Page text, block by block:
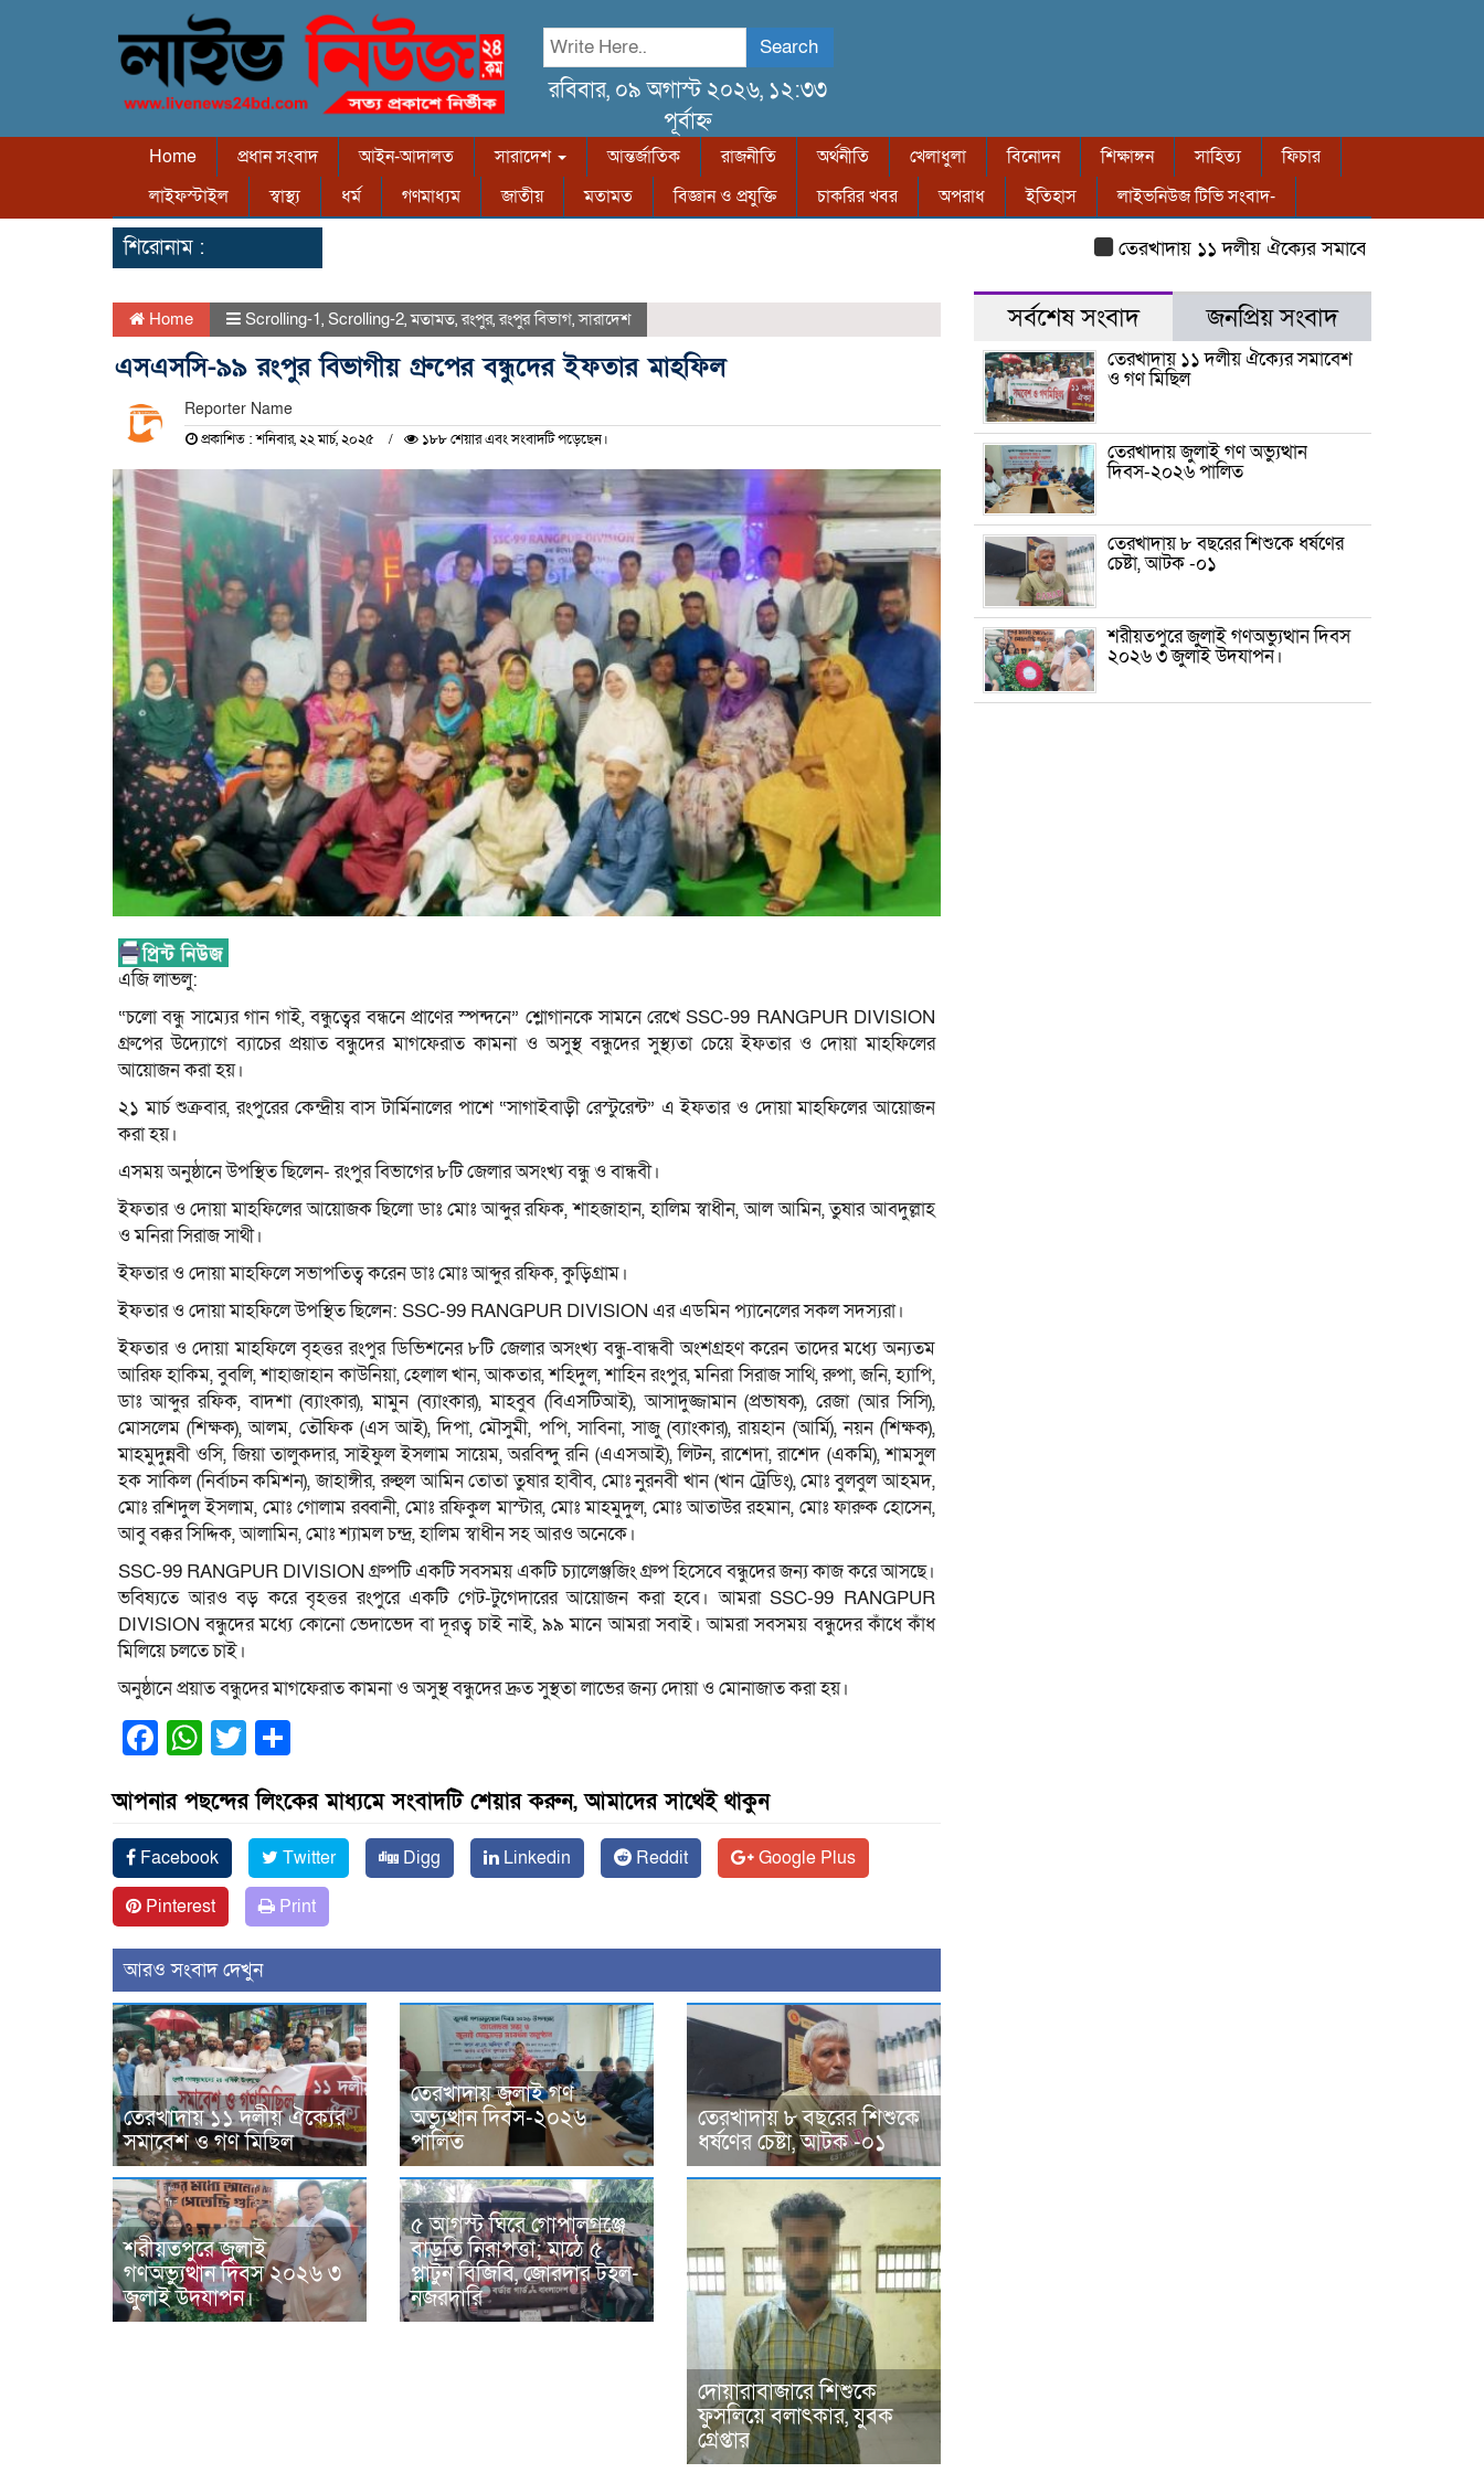
Search
রবিবার, ০৯ অগাস্ট ২০২৬, ১২:৩৩
পূর্বাহ্ন
Home প্রধান সংবাদ আইন-আদালত সারাদেশ আন্তর্জাতিক রাজনীতি অর্থনীতি খেলাধুলা বিনোদন শিক্ষাঙ্গন সাহিত্য
ফিচার
লাইফস্টাইল
স্বাস্থ্য ধর্ম গণমাধ্যম জাতীয় মতামত বিজ্ঞান ও প্রযুক্তি চাকরির খবর অপরাধ ইতিহাস লাইভনিউজ টিভি সংবাদ-
শিরোনাম : তেরখাদায় ১১ দলীয় ঐক্যের সমাবেশ ও গণ মিছিল
Home Scrolling-1, Scrolling-2,মতামত,রংপুর,রংপুর বিভাগ,সারাদেশ
এসএসসি-৯৯ রংপুর বিভাগীয় গ্রুপের বন্ধুদের ইফতার মাহফিল
Reporter Name
প্রকাশিত : শনিবার, ২২ মার্চ, ২০২৫ ১৮৮ শেয়ার এবং সংবাদটি পড়েছেন।
এজি লাভলু:
“চলো বন্ধু সাম্যের গান গাই, বন্ধুত্বের বন্ধনে প্রাণের স্পন্দনে” শ্লোগানকে সামনে রেখে SSC-99 RANGPUR DIVISION
গ্রুপের উদ্যোগে ব্যাচের প্রয়াত বন্ধুদের মাগফেরাত কামনা ও অসুস্থ বন্ধুদের সুস্থ্যতা চেয়ে ইফতার ও দোয়া মাহফিলের
আয়োজন করা হয়।
২১ মার্চ শুক্রবার, রংপুরের কেন্দ্রীয় বাস টার্মিনালের পাশে “সাগাইবাড়ী রেস্টুরেন্ট” এ ইফতার ও দোয়া মাহফিলের আয়োজন
করা হয়।
এসময় অনুষ্ঠানে উপস্থিত ছিলেন- রংপুর বিভাগের ৮টি জেলার অসংখ্য বন্ধু ও বান্ধবী।
ইফতার ও দোয়া মাহফিলের আয়োজক ছিলো ডাঃ মোঃ আব্দুর রফিক, শাহজাহান, হালিম স্বাধীন, আল আমিন, তুষার আবদুল্লাহ
ও মনিরা সিরাজ সাথী।
ইফতার ও দোয়া মাহফিলে সভাপতিত্ব করেন ডাঃ মোঃ আব্দুর রফিক, কুড়িগ্রাম।
ইফতার ও দোয়া মাহফিলে উপস্থিত ছিলেন: SSC-99 RANGPUR DIVISION এর এডমিন প্যানেলের সকল সদস্যরা।
ইফতার ও দোয়া মাহফিলে বৃহত্তর রংপুর ডিভিশনের ৮টি জেলার অসংখ্য বন্ধু-বান্ধবী অংশগ্রহণ করেন তাদের মধ্যে অন্যতম
আরিফ হাকিম, বুবলি, শাহাজাহান কাউনিয়া, হেলাল খান, আকতার, শহিদুল, শাহিন রংপুর, মনিরা সিরাজ সাথি, রুপা, জনি, হ্যাপি,
ডাঃ আব্দুর রফিক, বাদশা (ব্যাংকার), মামুন (ব্যাংকার), মাহবুব (বিএসটিআই), আসাদুজ্জামান (প্রভাষক), রেজা (আর সিসি),
মোসলেম (শিক্ষক), আলম, তৌফিক (এস আই), দিপা, মৌসুমী, পপি, সাবিনা, সাজু (ব্যাংকার), রায়হান (আর্মি), নয়ন (শিক্ষক),
মাহমুদুন্নবী ওসি, জিয়া তালুকদার, সাইফুল ইসলাম সায়েম, অরবিন্দু রনি (এএসআই), লিটন, রাশেদা, রাশেদ (একমি), শামসুল
হক সাকিল (নির্বাচন কমিশন), জাহাঙ্গীর, রুহুল আমিন তোতা তুষার হাবীব, মোঃ নুরনবী খান (খান ট্রেডিং), মোঃ বুলবুল আহমদ,
মোঃ রশিদুল ইসলাম, মোঃ গোলাম রব্বানী, মোঃ রফিকুল মাস্টার, মোঃ মাহমুদুল, মোঃ আতাউর রহমান, মোঃ ফারুক হোসেন,
আবু বক্কর সিদ্দিক, আলামিন, মোঃ শ্যামল চন্দ্র, হালিম স্বাধীন সহ আরও অনেকে।
SSC-99 RANGPUR DIVISION গ্রুপটি একটি সবসময় একটি চ্যালেঞ্জজিং গ্রুপ হিসেবে বন্ধুদের জন্য কাজ করে আসছে।
ভবিষ্যতে আরও বড় করে বৃহত্তর রংপুরে একটি গেট-টুগেদারের আয়োজন করা হবে। আমরা SSC-99 RANGPUR
DIVISION বন্ধুদের মধ্যে কোনো ভেদাভেদ বা দূরত্ব চাই নাই, ৯৯ মানে আমরা সবাই। আমরা সবসময় বন্ধুদের কাঁধে কাঁধ
মিলিয়ে চলতে চাই।
অনুষ্ঠানে প্রয়াত বন্ধুদের মাগফেরাত কামনা ও অসুস্থ বন্ধুদের দ্রুত সুস্থতা লাভের জন্য দোয়া ও মোনাজাত করা হয়।
Facebook
WhatsApp
Twitter
আপনার পছন্দের লিংকের মাধ্যমে সংবাদটি শেয়ার করুন, আমাদের সাথেই থাকুন
Facebook Twitter Digg Linkedin Reddit
Google Plus
Pinterest
Print
আরও সংবাদ দেখুন
তেরখাদায় ১১ দলীয় ঐক্যের
সমাবেশ ও গণ মিছিল
তেরখাদায় জুলাই গণ
অভ্যুত্থান দিবস-২০২৬
পালিত
তেরখাদায় ৮ বছরের শিশুকে
ধর্ষণের চেষ্টা, আটক -০১
শরীয়তপুরে জুলাই
গণঅভ্যুত্থান দিবস ২০২৬ ৩
জুলাই উদযাপন।
৫ আগস্ট ঘিরে গোপালগঞ্জে
বাড়তি নিরাপত্তা; মাঠে ৫
প্লাটুন বিজিবি, জোরদার টহল-
নজরদারি
দোয়ারাবাজারে শিশুকে
ফুসলিয়ে বলাৎকার, যুবক
গ্রেপ্তার
সর্বশেষ সংবাদ জনপ্রিয় সংবাদ
তেরখাদায় ১১ দলীয় ঐক্যের সমাবেশ
ও গণ মিছিল
তেরখাদায় জুলাই গণ অভ্যুত্থান
দিবস-২০২৬ পালিত
তেরখাদায় ৮ বছরের শিশুকে ধর্ষণের
চেষ্টা, আটক -০১
শরীয়তপুরে জুলাই গণঅভ্যুত্থান দিবস
২০২৬ ৩ জুলাই উদযাপন।